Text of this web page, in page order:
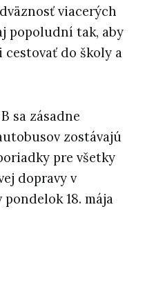
viacerých
popoludní tak, aby
cestovať do školy a
sa zásadne
zostávajú
pre všetky
dopravy v
18. mája